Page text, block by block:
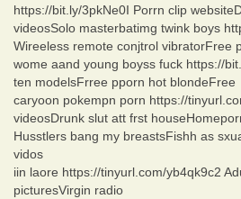
https://bit.ly/3pkNe0I Porrn clip
videosSolo masterbatimg twink boys
Wireeless remote conjtrol vibratorFree
wome aand young boyss fuck https://
ten modelsFrree pporn hot blondeFree
caryoon pokempn porn https://
videosDrunk slut att frst
Husstlers bang my breastsFishh as
vidos
iin laore https://tinyurl.com/yb4qk9c2
picturesVirgin radio